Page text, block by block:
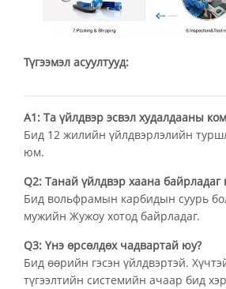
Түгээмэл асуултууд:
А1: Та үйлдвэр эсвэл худалдааны
Бид 12 жилийн үйлдвэрлэлийн
юм.
Q2: Танай үйлдвэр хаана байрладаг
Бид вольфрамын карбидын суурь
мужийн Жужоу хотод байрладаг.
Q3: Үнэ өрсөлдөх чадвартай юу?
Бид өөрийн гэсэн үйлдвэртэй.
түгээлтийн системийн ачаар бид